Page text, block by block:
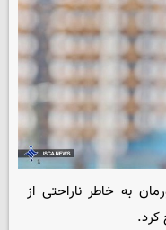
به خاطر ناراحتی از
کرد.